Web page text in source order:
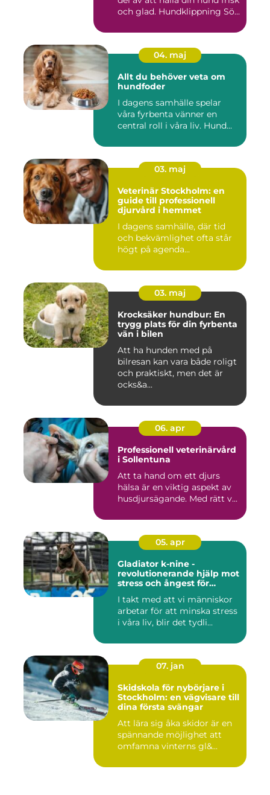
och glad. Hundklippning Sö...
04. maj
Allt du behöver veta om
hundfoder
I dagens samhälle spelar
våra fyrbenta vänner en
central roll i våra liv. Hund...
03. maj
Veterinär Stockholm: en
guide till professionell
djurvård i hemmet
I dagens samhälle, där tid
och bekvämlighet ofta står
högt på agenda...
03. maj
Krocksäker hundbur: En
trygg plats för din fyrbenta
vän i bilen
Att ha hunden med på
bilresan kan vara både roligt
och praktiskt, men det är
ocks&a...
06. apr
Professionell veterinärvård
i Sollentuna
Att ta hand om ett djurs
hälsa är en viktig aspekt av
husdjursägande. Med rätt v...
05. apr
Gladiator k-nine -
revolutionerande hjälp mot
stress och ångest för
I takt med att vi människor
arbetar för att minska stress
i våra liv, blir det tydli...
07. jan
Skidskola för nybörjare i
Stockholm: en vägvisare till
dina första svängar
Att lära sig åka skidor är en
spännande möjlighet att
omfamna vinterns gl&...